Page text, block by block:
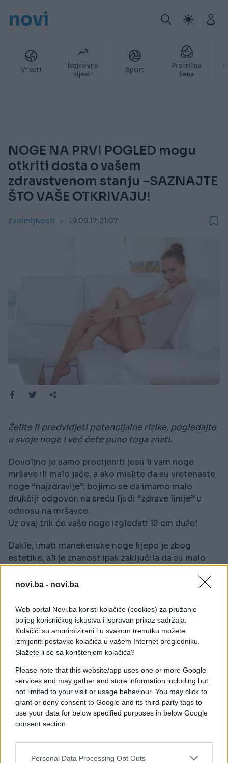
novi.ba - novi.ba
Web portal Novi.ba koristi kolačiće (cookies) za pružanje
boljeg korisničkog iskustva i ispravan prikaz sadržaja.
Kolačići su anonimizirani i u svakom trenutku možete
izmijeniti postavke kolačića u vašem Internet pregledniku.
Slažete li se sa korištenjem kolačića?
Please note that this website/app uses one or more Google
services and may gather and store information including but
not limited to your visit or usage behaviour. You may click to
grant or deny consent to Google and its third-party tags to
use your data for below specified purposes in below Google
consent section.
Personal Data Processing Opt Outs
novi
Vijesti
Najnovije
vijesti
Sport
Praktična
žena
NOGE NA PRVI POGLED mogu
otkriti dosta o vašem
zdravstvenom stanju –SAZNAJTE
ŠTO VAŠE OTKRIVAJU!
Zanimljivosti 19.09.17. 21:07
.
Želite li predvidjeti potencijalne rizike, pogledajte
u svoje noge i već ćete puno toga znati.
Dovoljno je samo procijeniti jesu li vam noge
mršave ili malo jače, a ako mislite da su vretenaste
noge “najzdravije”, bojimo se da imamo malo
drukčiji odgovor, na sreću ljudi “zdrave linije” u
odnosu na mršavce.
Uz ovaj trik će vaše noge izgledati 12 cm duže!
Dakle, imati manekenske noge lijepo je zbog
estetike, ali je znanost ipak zaključila da su malo
a sve zato što je dokazano da malo više masti u
organizam od određenih vrsta bolesti.
Smatra se da ljudi s mršavim nogama imaju tri puta
veće šanse za oboljenjem od srčanožilnih bolesti.
#zdravlje #noge
#otkrivaju